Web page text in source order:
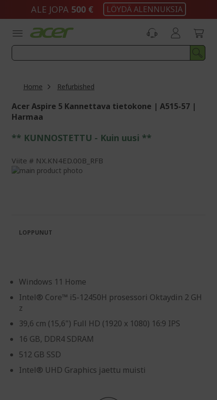
ALE JOPA 500 € LÖYDÄ ALENNUKSIA
Home Refurbished
Acer Aspire 5 Kannettava tietokone | A515-57 |
Harmaa
** KUNNOSTETTU - Kuin uusi **
Viite NX.KN4ED.00B_RFB
Skip
images
gallery
the
images
Windows 11 Home
Intel® Core™ i5-12450H prosessori Oktaydin 2 GH
z
39,6 cm (15,6") Full HD (1920 x 1080) 16:9 IPS
16 GB, DDR4 SDRAM
512 GB SSD
Intel® UHD Graphics jaettu muisti
LOPPUNUT